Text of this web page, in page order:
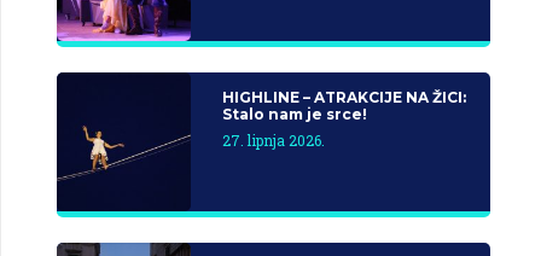
HIGHLINE – ATRAKCIJE NA ŽICI:
Stalo nam je srce!
27. lipnja 2026.